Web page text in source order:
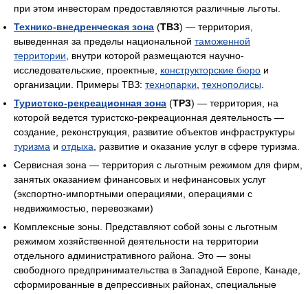
при этом инвесторам предоставляются различные льготы.
Технико-внедренческая зона (ТВЗ) — территория,
выведенная за пределы национальной таможенной
территории , внутри которой размещаются научно-
исследовательские, проектные, конструкторские бюро и
организации. Примеры ТВЗ: технопарки технополисы
Туристско-рекреационная зона (ТРЗ) — территория, на
которой ведется туристско-рекреационная деятельность —
создание, реконструкция, развитие объектов инфраструктуры
туризма и отдыха , развитие и оказание услуг в сфере туризма.
Сервисная зона — территория с льготным режимом для фирм,
занятых оказанием финансовых и нефинансовых услуг
(экспортно-импортными операциями, операциями с
недвижимостью, перевозками)
Комплексные зоны. Представляют собой зоны с льготным
режимом хозяйственной деятельности на территории
отдельного административного района. Это — зоны
свободного предпринимательства в Западной Европе, Канаде,
сформированные в депрессивных районах, специальные